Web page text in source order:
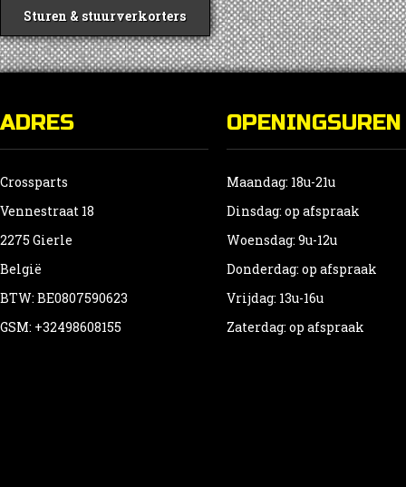
Sturen & stuurverkorters
ADRES
Crossparts
Vennestraat 18
2275 Gierle
België
BTW: BE0807590623
GSM: +32498608155
OPENINGSUREN
Maandag: 18u-21u
Dinsdag: op afspraak
Woensdag: 9u-12u
Donderdag: op afspraak
Vrijdag: 13u-16u
Zaterdag: op afspraak